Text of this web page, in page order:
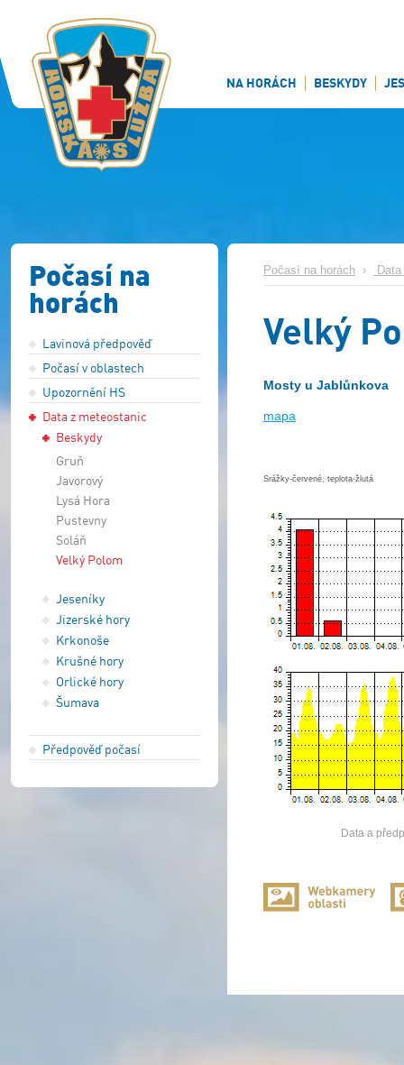
NA HORÁCH BESKYDY
Počasí na
horách
Lavinová předpověď
Počasí v oblastech
Upozornění HS
Data z meteostanic
Beskydy
Gruň
Javorový
Lysá Hora
Pustevny
Soláň
Velký Polom
Jeseníky
Jizerské hory
Krkonoše
Krušné hory
Orlické hory
Šumava
Předpověď počasí
Počasí na horách ›
Velký
Mosty u Jablůnkova
mapa
Srážky-červené, teplota-žlutá
Data a